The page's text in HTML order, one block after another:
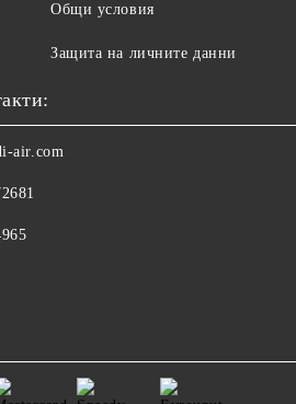
Общи условия
Защита на личните данни
air.com